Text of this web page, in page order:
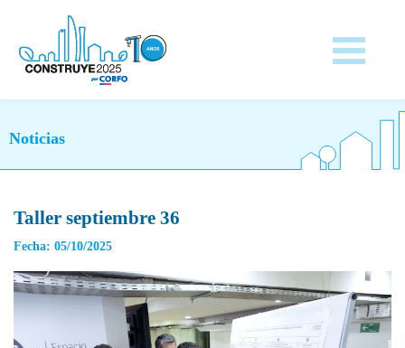
Noticias
Taller septiembre 36
Fecha: 05/10/2025